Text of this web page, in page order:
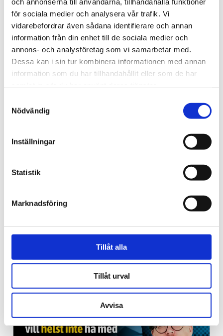
för sociala medier och analysera vår trafik. Vi
vidarebefordrar även sådana identifierare och annan
information från din enhet till de sociala medier och
annons- och analysföretag som vi samarbetar med.
Dessa kan i sin tur kombinera informationen med annan
information som du har tillhandahållit eller som de har
Nödvändig
Inställningar
Statistik
Marknadsföring
Tillåt alla
Tillåt urval
Avvisa
Norge
18-åring hade med sig
bibel när han sökte vård
Vardag
Blygsam bidrags­höjning
att vänta nästa år